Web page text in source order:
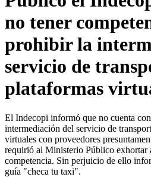
no tener
prohibir la
servicio de
plataformas
El Indecopi informó que no cuenta
intermediación del servicio de
virtuales con proveedores
requirió al Ministerio Público exhortar
competencia. Sin perjuicio de ello
guía "checa tu taxi".